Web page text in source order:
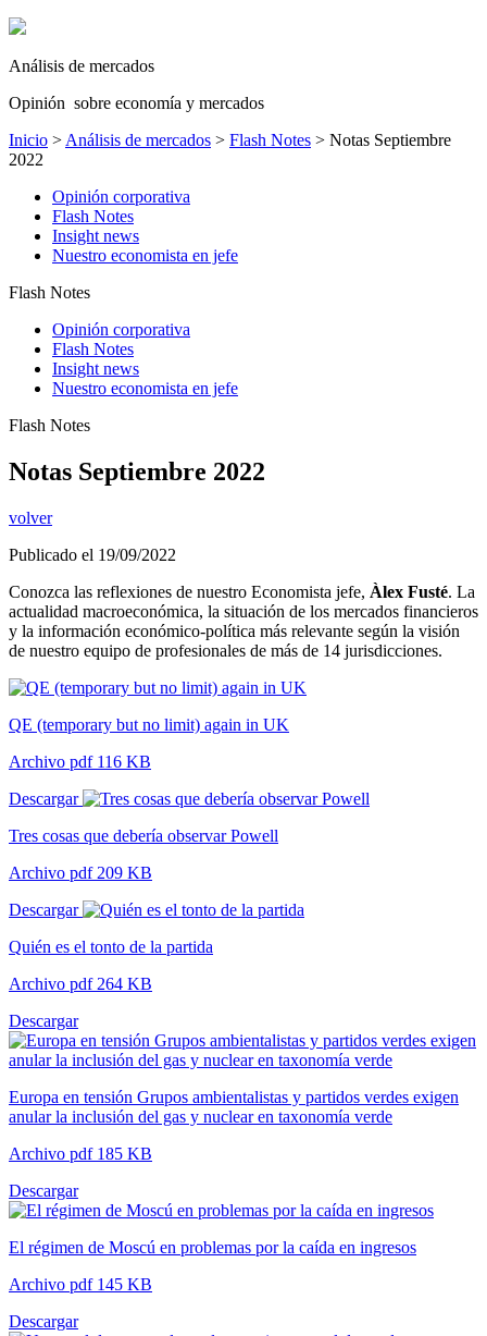
Análisis de mercados
Opinión sobre economía y mercados
Inicio > Análisis de mercados > Flash Notes > Notas Septiembre
2022
Opinión corporativa
Flash Notes
Insight news
Nuestro economista en jefe
Flash Notes
Opinión corporativa
Flash Notes
Insight news
Nuestro economista en jefe
Flash Notes
Notas Septiembre 2022
volver
Publicado el 19/09/2022
Conozca las reflexiones de nuestro Economista jefe, Àlex Fusté. La
actualidad macroeconómica, la situación de los mercados financieros
y la información económico-política más relevante según la visión
de nuestro equipo de profesionales de más de 14 jurisdicciones.
QE (temporary but no limit) again in UK
Archivo pdf 116 KB
Descargar
Tres cosas que debería observar Powell
Archivo pdf 209 KB
Descargar
Quién es el tonto de la partida
Archivo pdf 264 KB
Descargar
Europa en tensión Grupos ambientalistas y partidos verdes exigen
anular la inclusión del gas y nuclear en taxonomía verde
Archivo pdf 185 KB
Descargar
El régimen de Moscú en problemas por la caída en ingresos
Archivo pdf 145 KB
Descargar